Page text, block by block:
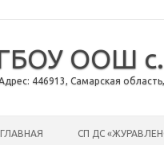
ООШ
446913, Самарская
ГЛАВНАЯ CП ДС